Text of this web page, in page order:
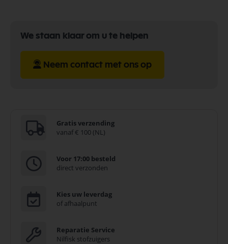
We staan klaar om u te helpen
Neem contact met ons op
Gratis verzending
vanaf € 100 (NL)
Voor 17:00 besteld
direct verzonden
Kies uw leverdag
of afhaalpunt
Reparatie Service
Nilfisk stofzuigers